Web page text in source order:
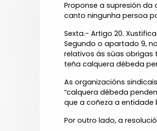
Proponse a supresión
canto ningunha persoa
Sexta.- Artigo 20.
Segundo o apartado 9,
relativos ás súas obrigas
teña calquera débeda
As organizacións
“calquera débeda
que a coñeza a entidade
Por outro lado, a